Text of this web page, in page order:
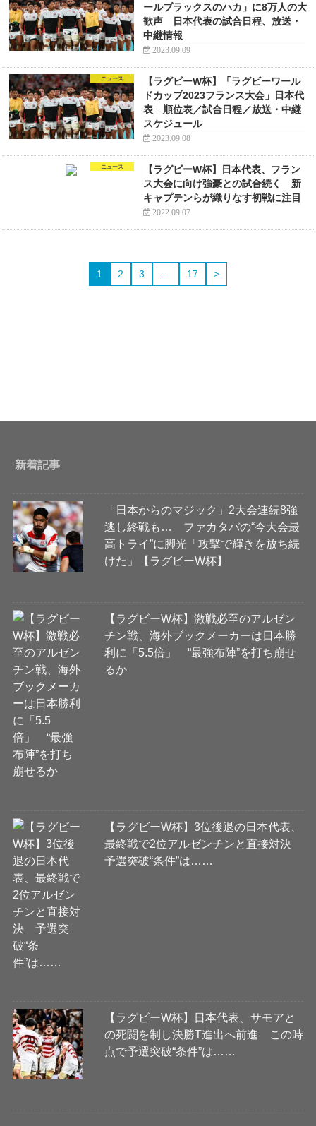
ールブラックスのハカ」に8万人の大
歓声 日本代表の試合日程、放送・
中継情報
2023.09.09
ニュース
【ラグビーW杯】「ラグビーワール
ドカップ2023フランス大会」日本代
表 順位表／試合日程／放送・中継
スケジュール
2023.09.08
ニュース
【ラグビーW杯】日本代表、フラン
ス大会に向け強豪との試合続く 新
キャプテンらが織りなす初戦に注目
2022.09.07
1 2 3 … 17 >
新着記事
「日本からのマジック」2大会連続8強
逃し終戦も… ファカタバの“今大会最
高トライ”に脚光「攻撃で輝きを放ち続
けた」【ラグビーW杯】
【ラグビーW杯】激戦必至のアルゼン
チン戦、海外ブックメーカーは日本勝
利に「5.5倍」 “最強布陣”を打ち崩せ
るか
【ラグビーW杯】3位後退の日本代表、
最終戦で2位アルゼンチンと直接対決
予選突破“条件”は……
【ラグビーW杯】日本代表、サモアと
の死闘を制し決勝T進出へ前進 この時
点で予選突破“条件”は……